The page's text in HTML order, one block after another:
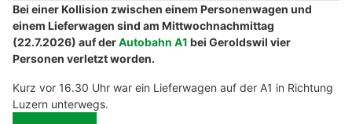
Bei einer Kollision zwischen einem Personenwagen und
einem Lieferwagen sind am Mittwochnachmittag
(22.7.2026) auf derAutobahn A1 bei Geroldswil vier
Personen verletzt worden.
Kurz vor 16.30 Uhr war ein Lieferwagen auf der A1 in Richtung
Luzern unterwegs.